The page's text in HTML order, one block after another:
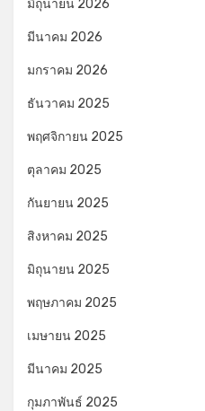
มิถุนายน 2026
มีนาคม 2026
มกราคม 2026
ธันวาคม 2025
พฤศจิกายน 2025
ตุลาคม 2025
กันยายน 2025
สิงหาคม 2025
มิถุนายน 2025
พฤษภาคม 2025
เมษายน 2025
มีนาคม 2025
กุมภาพันธ์ 2025